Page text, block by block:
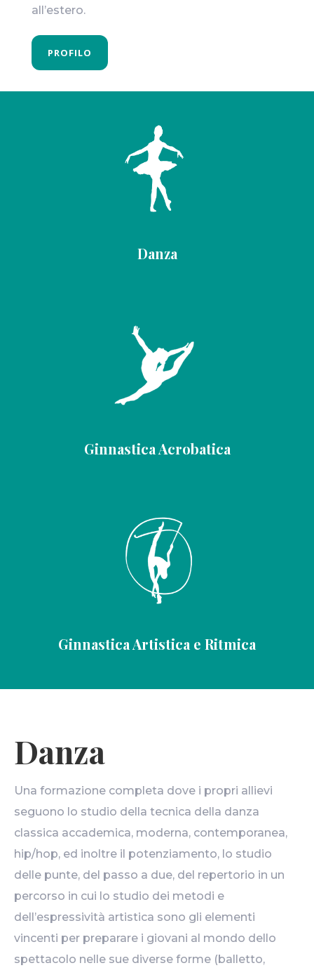
all’estero.
PROFILO
Danza
Ginnastica Acrobatica
Ginnastica Artistica e Ritmica
Danza
Una formazione completa dove i propri allievi
seguono lo studio della tecnica della danza
classica accademica, moderna, contemporanea,
hip/hop, ed inoltre il potenziamento, lo studio
delle punte, del passo a due, del repertorio in un
percorso in cui lo studio dei metodi e
dell’espressività artistica sono gli elementi
vincenti per preparare i giovani al mondo dello
spettacolo nelle sue diverse forme (balletto,